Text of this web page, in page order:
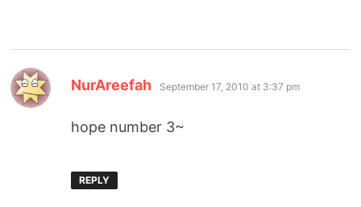
NurAreefah says:
September 17, 2010 at 3:37 pm
hope number 3~
REPLY